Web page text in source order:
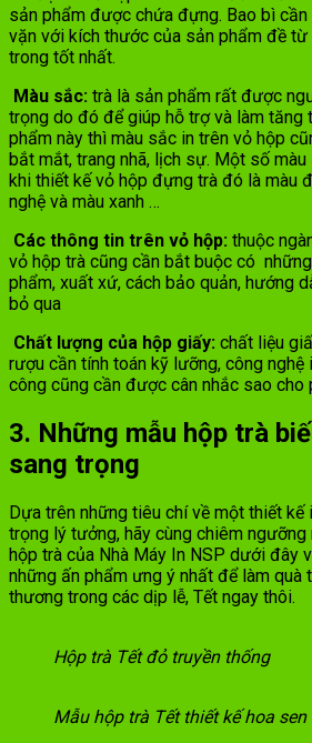
sản phẩm được chứa đựng. Bao bì
vặn với kích thước của sản phẩm đề
trong tốt nhất.
Màu sắc: trà là sản phẩm rất được
trọng do đó để giúp hỗ trợ và làm tăng
phẩm này thì màu sắc in trên vỏ hộp
bắt mắt, trang nhã, lịch sự. Một số
khi thiết kế vỏ hộp đựng trà đó là màu
nghệ và màu xanh …
Các thông tin trên vỏ hộp: thuộc
vỏ hộp trà cũng cần bắt buộc có
phẩm, xuất xứ, cách bảo quản, hướng
bỏ qua
Chất lượng của hộp giấy: chất liệu
rượu cần tính toán kỹ lưỡng, công nghệ
công cũng cần được cân nhắc sao cho
3. Những mẫu hộp trà
sang trọng
Dựa trên những tiêu chí về một thiết kế
trọng lý tưởng, hãy cùng chiêm
hộp trà của Nhà Máy In NSP dưới đây
những ấn phẩm ưng ý nhất để làm quà
thương trong các dịp lễ, Tết ngay thôi.
Hộp trà Tết đỏ truyền thống
Mẫu hộp trà Tết thiết kế hoa sen